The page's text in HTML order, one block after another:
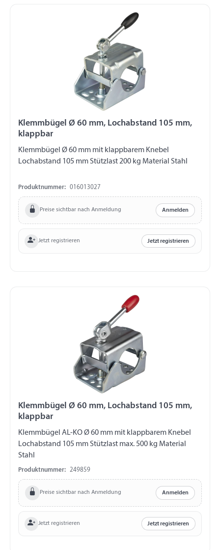
Klemmbügel Ø 60 mm, Lochabstand 105 mm,
klappbar
Klemmbügel Ø 60 mm mit klappbarem Knebel
Lochabstand 105 mm Stützlast 200 kg Material Stahl
Produktnummer: 016013027
Preise sichtbar nach Anmeldung Anmelden
Jetzt registrieren Jetzt registrieren
Klemmbügel Ø 60 mm, Lochabstand 105 mm,
klappbar
Klemmbügel AL-KO Ø 60 mm mit klappbarem Knebel
Lochabstand 105 mm Stützlast max. 500 kg Material
Stahl
Produktnummer: 249859
Preise sichtbar nach Anmeldung Anmelden
Jetzt registrieren Jetzt registrieren